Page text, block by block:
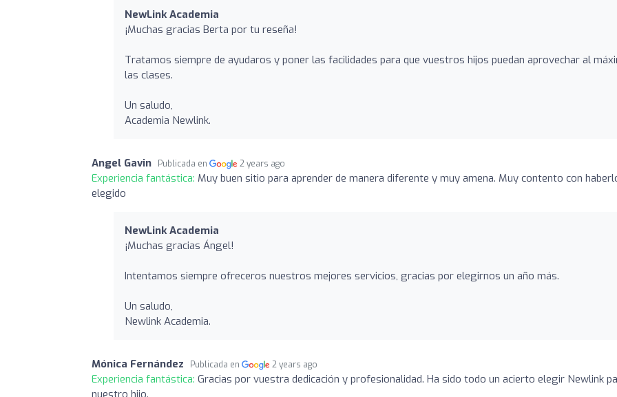
NewLink Academia
¡Muchas gracias Berta por tu reseña!
Tratamos siempre de ayudaros y poner las facilidades para que vuestros hijos puedan aprovechar al
las clases.
Un saludo,
Academia Newlink.
Angel Gavin Publicada en 2 years ago
Experiencia fantástica: Muy buen sitio para aprender de manera diferente y muy amena. Muy contento con
elegido
NewLink Academia
¡Muchas gracias Ángel!
Intentamos siempre ofreceros nuestros mejores servicios, gracias por elegirnos un año más.
Un saludo,
Newlink Academia.
Mónica Fernández Publicada en 2 years ago
Experiencia fantástica: Gracias por vuestra dedicación y profesionalidad. Ha sido todo un acierto elegir Newlink
nuestro hijo.